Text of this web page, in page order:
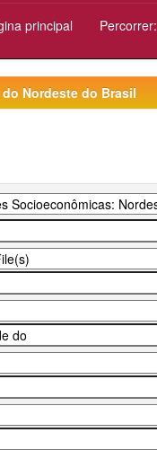
principal Percorrer:
Nordeste do Brasil